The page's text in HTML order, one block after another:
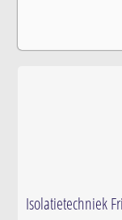
Isolatietechniek